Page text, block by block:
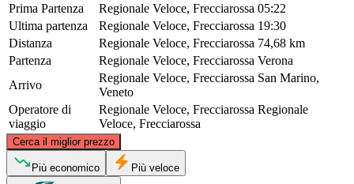
Prima Partenza
Regionale Veloce, Frecciarossa 05:22
Ultima partenza
Regionale Veloce, Frecciarossa 19:30
Distanza
Regionale Veloce, Frecciarossa 74,68 km
Partenza
Regionale Veloce, Frecciarossa Verona
Arrivo
Regionale Veloce, Frecciarossa San Marino,
Veneto
Operatore di
viaggio
Regionale Veloce, Frecciarossa Regionale
Veloce, Frecciarossa
Cerca il miglior prezzo
©CARTO
Più economico Più veloce